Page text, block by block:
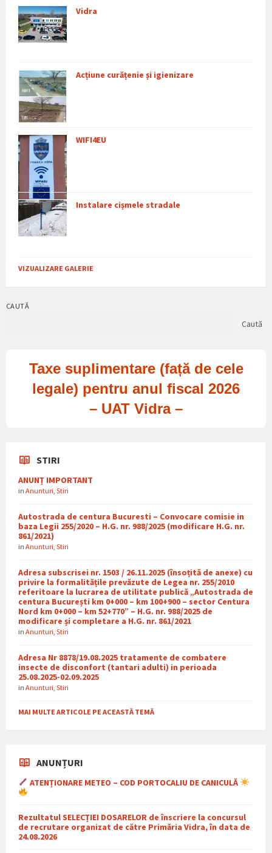
Vidra
Acțiune curățenie și igienizare
WIFI4EU
Instalare cișmele stradale
VIZUALIZARE GALERIE
CAUTĂ
Caută
Taxe suplimentare (față de cele
legale) pentru anul fiscal 2026
– UAT Vidra –
STIRI
ANUNȚ IMPORTANT
in Anunturi Stiri
Autostrada de centura Bucuresti – Convocare comisie in
baza Legii 255/2020 – H.G. nr. 988/2025 (modificare H.G. nr.
861/2021)
in Anunturi Stiri
Adresa subscrisei nr. 1503 / 26.11.2025 (însoțită de anexe) cu
privire la formalitățile prevăzute de Legea nr. 255/2010
referitoare la lucrarea de utilitate publică „Autostrada de
centura București km 0+000 – km 100+900 – sector Centura
Nord km 0+000 – km 52+770” – H.G. nr. 988/2025 de
modificare și completare a H.G. nr. 861/2021
in Anunturi Stiri
Adresa Nr 8878/19.08.2025 tratamente de combatere
insecte de disconfort (tantari adulti) in perioada
25.08.2025-02.09.2025
in Anunturi Stiri
MAI MULTE ARTICOLE PE ACEASTĂ TEMĂ
ANUNȚURI
ATENȚIONARE METEO – COD PORTOCALIU DE CANICULĂ
Rezultatul SELECȚIEI DOSARELOR de înscriere la concursul
de recrutare organizat de către Primăria Vidra, în data de
24.08.2026